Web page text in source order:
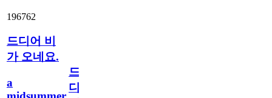
196762
드디어 비
가 오네요.
a
드
디